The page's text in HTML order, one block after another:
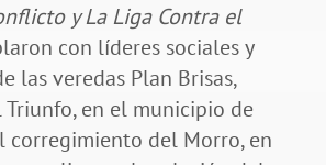
y La Liga Contra el
con líderes sociales y
las veredas Plan Brisas,
Triunfo, en el municipio de
corregimiento del Morro, en